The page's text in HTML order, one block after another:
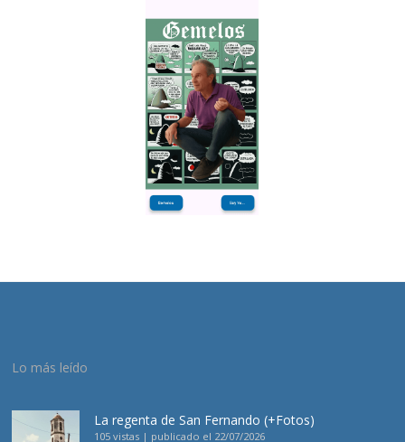
Lo más leído
La regenta de San Fernando (+Fotos)
105 vistas | publicado el 22/07/2026